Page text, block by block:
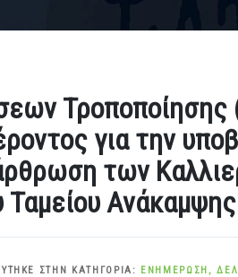
για την
των
ΣΤΗΝ ΚΑΤΗΓΟΡΊΑ: ΕΝΗΜΈΡΩΣΗ ,